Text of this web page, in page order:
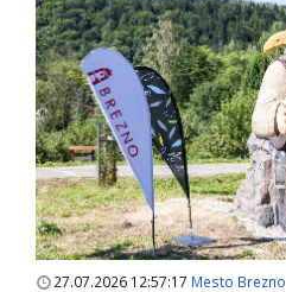
27.07.2026 12:57:17 Mesto Brezno